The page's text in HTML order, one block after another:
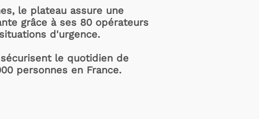
le plateau assure une
grâce à ses 80 opérateurs
d'urgence.
le quotidien de
personnes en France.